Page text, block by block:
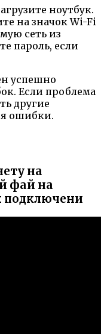
ноутбук.
на значок Wi-Fi
сеть из
пароль, если
успешно
Если проблема
другие
ошибки.
на
фай на
подключени